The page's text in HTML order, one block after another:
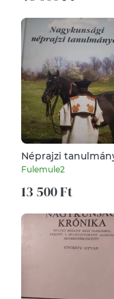
Néprajzi
könyv
Fulemule2
13 500 Ft